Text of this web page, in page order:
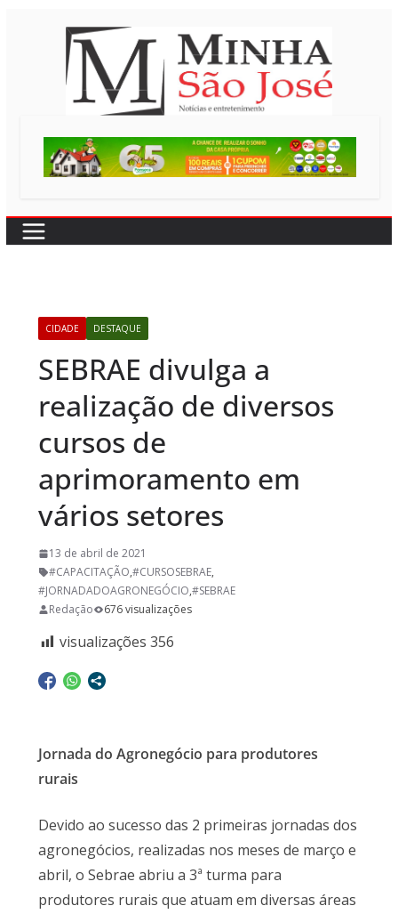
CIDADE DESTAQUE
SEBRAE divulga a
realização de diversos
cursos de
aprimoramento em
vários setores
13 de abril de 2021
#CAPACITAÇÃO,#CURSOSEBRAE,
#JORNADADOAGRONEGÓCIO,#SEBRAE
Redação
676 visualizações
visualizações 356
Jornada do Agronegócio para produtores
rurais
Devido ao sucesso das 2 primeiras jornadas dos
agronegócios, realizadas nos meses de março e
abril, o Sebrae abriu a 3ª turma para
produtores rurais que atuam em diversas áreas